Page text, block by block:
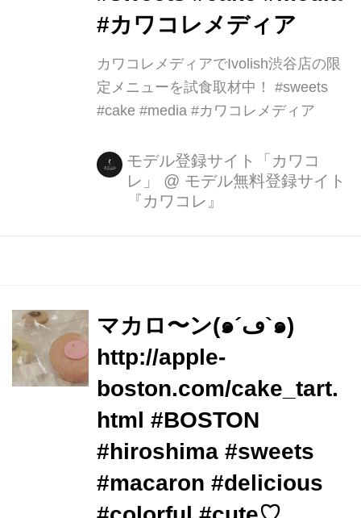
「花のババロア havaro」のお品は、色
鮮やかなエ...
#カワコレメディア
カワコレメディアでIvolish渋谷店の限
定メニューを試食取材中！ #sweets
#cake #media #カワコレメディア
モデル登録サイト「カワコ
レ」
@ モデル無料登録サイト
『カワコレ』
マカロ〜ン(๑´ڡ`๑)
http://apple-
boston.com/cake_tart.
html #BOSTON
#hiroshima #sweets
#macaron #delicious